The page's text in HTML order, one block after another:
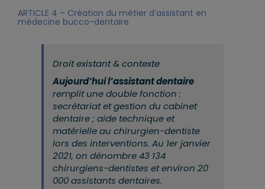
ARTICLE 4 – Création du métier d’assistant en
médecine bucco-dentaire
Droit existant & contexte
Aujourd’hui l’assistant dentaire
remplit une double fonction :
secrétariat et gestion du cabinet
dentaire ; aide technique et
matérielle au chirurgien-dentiste
lors des interventions. Au 1er janvier
2021, on dénombre 43 134
chirurgiens-dentistes et environ 20
000 assistants dentaires.